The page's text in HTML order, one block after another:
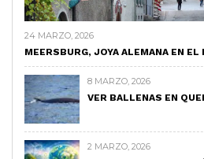
24 MARZO, 2026
MEERSBURG, JOYA ALEMANA EN
8 MARZO, 2026
VER BALLENAS EN
2 MARZO, 2026